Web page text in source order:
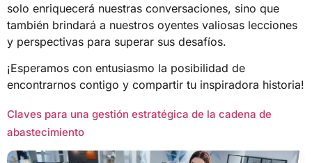
solo enriquecerá nuestras conversaciones, sino que
también brindará a nuestros oyentes valiosas lecciones
y perspectivas para superar sus desafíos.
¡Esperamos con entusiasmo la posibilidad de
encontrarnos contigo y compartir tu inspiradora historia!
Claves para una gestión estratégica de la cadena de
abastecimiento